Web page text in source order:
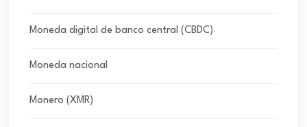
Moneda digital de banco central (CBDC)
Moneda nacional
Monero (XMR)